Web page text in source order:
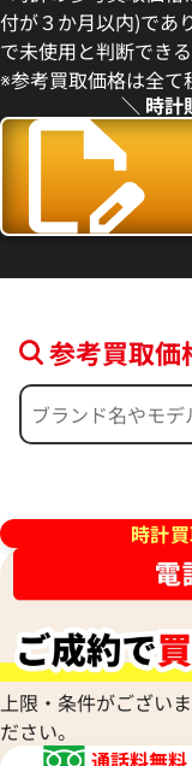
格
点の参考買取価格
点の参考買取価格
付が３か月以内)であ
で未使用と判断でき
※参考買取価格は全て
＼ 時計
参考買取価
時計
上限・条件がござい
ださい。
通話料無料